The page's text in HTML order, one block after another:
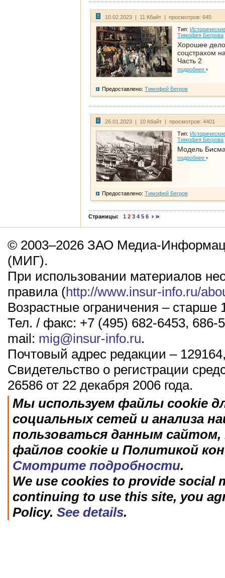
10.02.2023 | 11 Кбайт | просмотров: 645
Тип:
Тимофея Бегрова
Хорошее дело
соцстрахом
Часть 2
подробнее
Предоставлено: Тимофей Бегров
26.01.2023 | 10 Кбайт | просмотров: 4401
Тип:
Тимофея Бегрова
Модель
подробнее
Предоставлено: Тимофей Бегров
Страницы: 1 2 3 4 5 6
© 2003–2026 ЗАО Медиа-
(МИГ).
При использовании материалов
правила (http://www.insur-info.ru/
Возрастные ограничения – старше
Тел. / факс: +7 (495) 682-6453, 686-
mail: mig@insur-info.ru.
Почтовый адрес редакции –
Свидетельство о регистрации
26586 от 22 декабря 2006 года.
Мы используем файлы cookie
социальных сетей и анализа
пользоваться данным
файлов cookie и Политикой
Смотрите подробности.
We use cookies to provide social
continuing to use this site, you
Policy. See details.